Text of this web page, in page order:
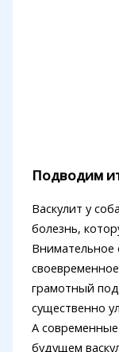
Подводим
Васкулит у
болезнь,
Внимательное
грамотный
существенно
А
будущем